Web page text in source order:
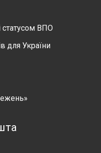
статусом ВПО
для України